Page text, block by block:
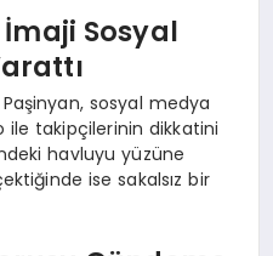
İmaji Sosyal
sosyal medya
ile takipçilerinin dikkatini
havluyu yüzüne
ise sakalsız bir